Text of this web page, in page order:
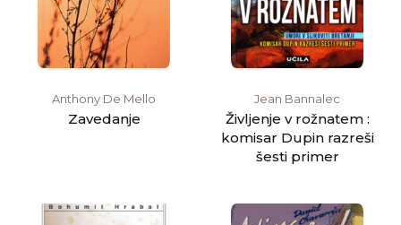
Anthony De Mello
Zavedanje
Jean Bannalec
Življenje v rožnatem :
komisar Dupin razreši
šesti primer